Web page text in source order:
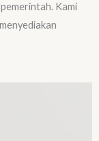
Kami